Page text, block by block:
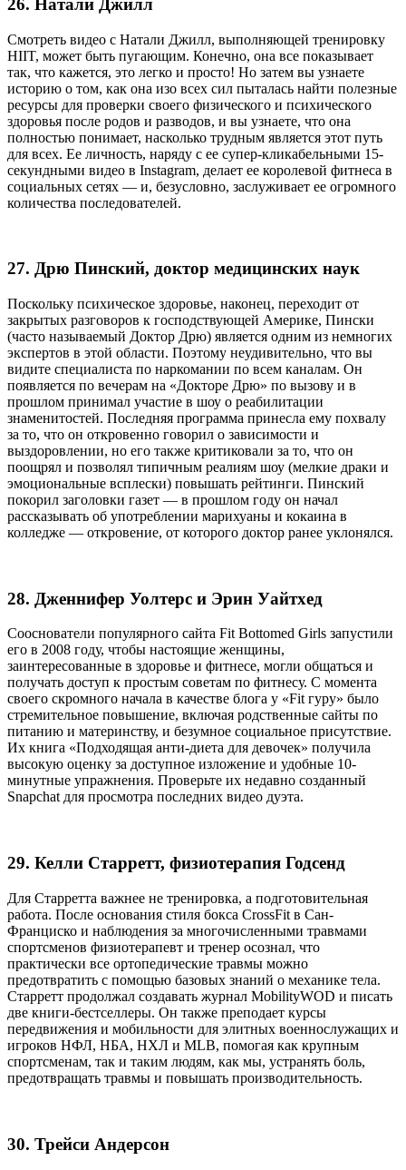
26. Натали Джилл
Смотреть видео с Натали Джилл, выполняющей тренировку
HIIT, может быть пугающим. Конечно, она все показывает
так, что кажется, это легко и просто! Но затем вы узнаете
историю о том, как она изо всех сил пыталась найти полезные
ресурсы для проверки своего физического и психического
здоровья после родов и разводов, и вы узнаете, что она
полностью понимает, насколько трудным является этот путь
для всех. Ее личность, наряду с ее супер-кликабельными 15-
секундными видео в Instagram, делает ее королевой фитнеса в
социальных сетях — и, безусловно, заслуживает ее огромного
количества последователей.
27. Дрю Пинский, доктор медицинских наук
Поскольку психическое здоровье, наконец, переходит от
закрытых разговоров к господствующей Америке, Пински
(часто называемый Доктор Дрю) является одним из немногих
экспертов в этой области. Поэтому неудивительно, что вы
видите специалиста по наркомании по всем каналам. Он
появляется по вечерам на «Докторе Дрю» по вызову и в
прошлом принимал участие в шоу о реабилитации
знаменитостей. Последняя программа принесла ему похвалу
за то, что он откровенно говорил о зависимости и
выздоровлении, но его также критиковали за то, что он
поощрял и позволял типичным реалиям шоу (мелкие драки и
эмоциональные всплески) повышать рейтинги. Пинский
покорил заголовки газет — в прошлом году он начал
рассказывать об употреблении марихуаны и кокаина в
колледже — откровение, от которого доктор ранее уклонялся.
28. Дженнифер Уолтерс и Эрин Уайтхед
Сооснователи популярного сайта Fit Bottomed Girls запустили
его в 2008 году, чтобы настоящие женщины,
заинтересованные в здоровье и фитнесе, могли общаться и
получать доступ к простым советам по фитнесу. С момента
своего скромного начала в качестве блога у «Fit гуру» было
стремительное повышение, включая родственные сайты по
питанию и материнству, и безумное социальное присутствие.
Их книга «Подходящая анти-диета для девочек» получила
высокую оценку за доступное изложение и удобные 10-
минутные упражнения. Проверьте их недавно созданный
Snapchat для просмотра последних видео дуэта.
29. Келли Старретт, физиотерапия Годсенд
Для Старретта важнее не тренировка, а подготовительная
работа. После основания стиля бокса CrossFit в Сан-
Франциско и наблюдения за многочисленными травмами
спортсменов физиотерапевт и тренер осознал, что
практически все ортопедические травмы можно
предотвратить с помощью базовых знаний о механике тела.
Старретт продолжал создавать журнал MobilityWOD и писать
две книги-бестселлеры. Он также преподает курсы
передвижения и мобильности для элитных военнослужащих и
игроков НФЛ, НБА, НХЛ и MLB, помогая как крупным
спортсменам, так и таким людям, как мы, устранять боль,
предотвращать травмы и повышать производительность.
30. Трейси Андерсон